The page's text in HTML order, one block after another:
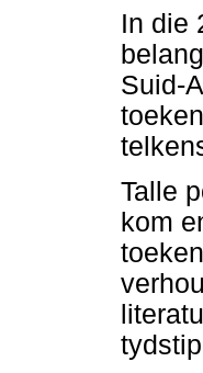
In die
Suid-
Talle
kom